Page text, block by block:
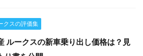
クスの評価集
ルークスの新車乗り出し価格は？見